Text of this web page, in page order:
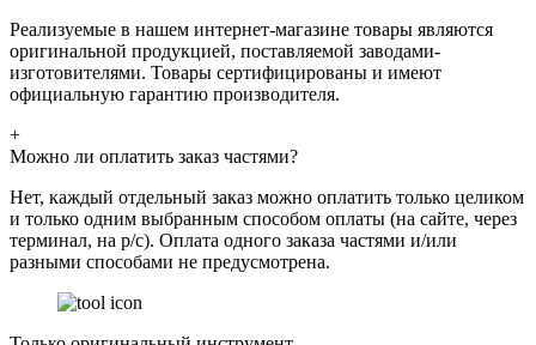
Реализуемые в нашем интернет-магазине товары являются
оригинальной продукцией, поставляемой заводами-
изготовителями. Товары сертифицированы и имеют
официальную гарантию производителя.
+
Можно ли оплатить заказ частями?
Нет, каждый отдельный заказ можно оплатить только целиком
и только одним выбранным способом оплаты (на сайте, через
терминал, на р/с). Оплата одного заказа частями и/или
разными способами не предусмотрена.